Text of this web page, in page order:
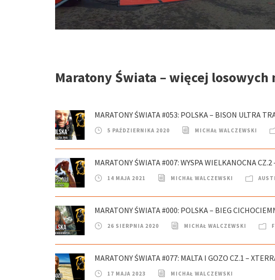
Maratony Świata – więcej
MARATONY ŚWIATA #053: POLSKA – BISON ULTRA
5 PAŹDZIERNIKA 2020 MICHAŁ WALCZEWSKI
MARATONY ŚWIATA #007: WYSPA WIELKANOCNA
14 MAJA 2021 MICHAŁ WALCZEWSKI
MARATONY ŚWIATA #000: POLSKA – BIEG
26 SIERPNIA 2020 MICHAŁ WALCZEWSKI
MARATONY ŚWIATA #077: MALTA I GOZO CZ.1 –
17 MAJA 2023
MICHAŁ WALCZEWSKI